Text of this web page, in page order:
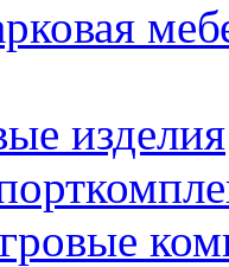
изделия